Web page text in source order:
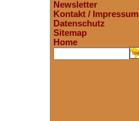
Newsletter
Kontakt / Impressum
Datenschutz
Sitemap
Home